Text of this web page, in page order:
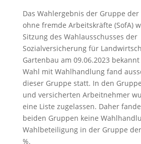
Das Wahlergebnis der Gruppe
ohne fremde Arbeitskräfte (SofA)
Sitzung des Wahlausschusses der
Sozialversicherung für
Gartenbau am 09.06.2023
Wahl mit Wahlhandlung fand
dieser Gruppe statt. In den
und versicherten Arbeitnehmer
eine Liste zugelassen. Daher
beiden Gruppen keine
Wahlbeteiligung in der Gruppe
%.